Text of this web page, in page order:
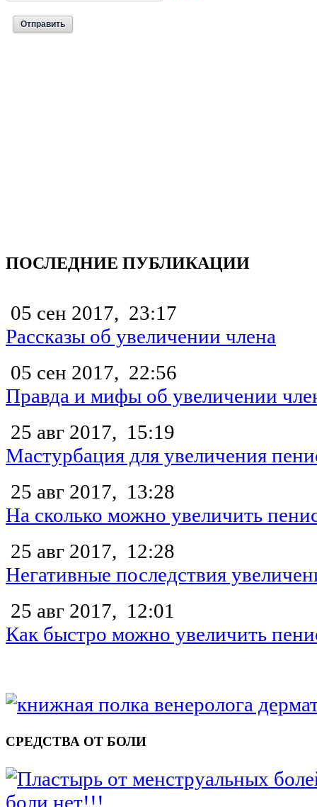
ПОСЛЕДНИЕ ПУБЛИКАЦИИ
05 сен 2017, 23:17
Рассказы об увеличении члена
05 сен 2017, 22:56
Правда и мифы об увеличении
25 авг 2017, 15:19
Мастурбация для увеличения
25 авг 2017, 13:28
На сколько можно увеличить
25 авг 2017, 12:28
Негативные последствия
25 авг 2017, 12:01
Как быстро можно увеличить
СРЕДСТВА ОТ БОЛИ
боли нет!!!